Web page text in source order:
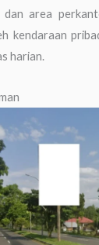
dan area
kendaraan
harian.